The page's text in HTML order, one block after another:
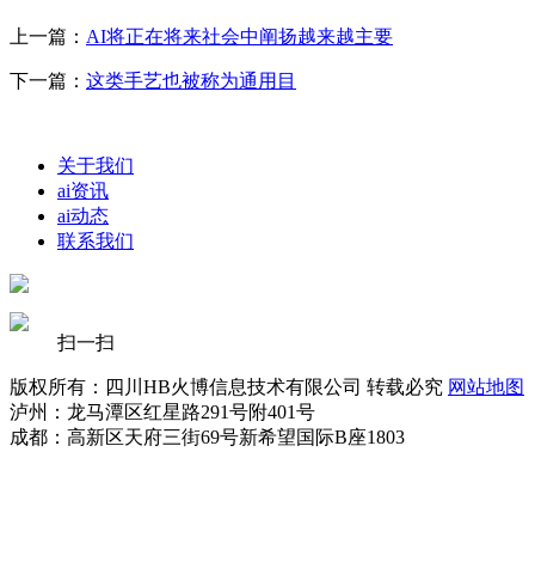
上一篇： AI将正在将来社会中阐扬越来越主要
下一篇： 这类手艺也被称为通用目
关于我们
ai资讯
ai动态
联系我们
扫一扫
版权所有：四川HB火博信息技术有限公司 转载必究 网站地图
泸州：龙马潭区红星路291号附401号
成都：高新区天府三街69号新希望国际B座1803